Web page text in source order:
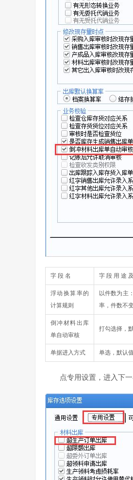
字 段 名 字 段 用 途
浮动换算率的
计算规则
以件数为主
率，件数不
倒冲材料出库
单自动审核
打勾选择，
单据进入方式 单选，默认
点专用设置，进入下